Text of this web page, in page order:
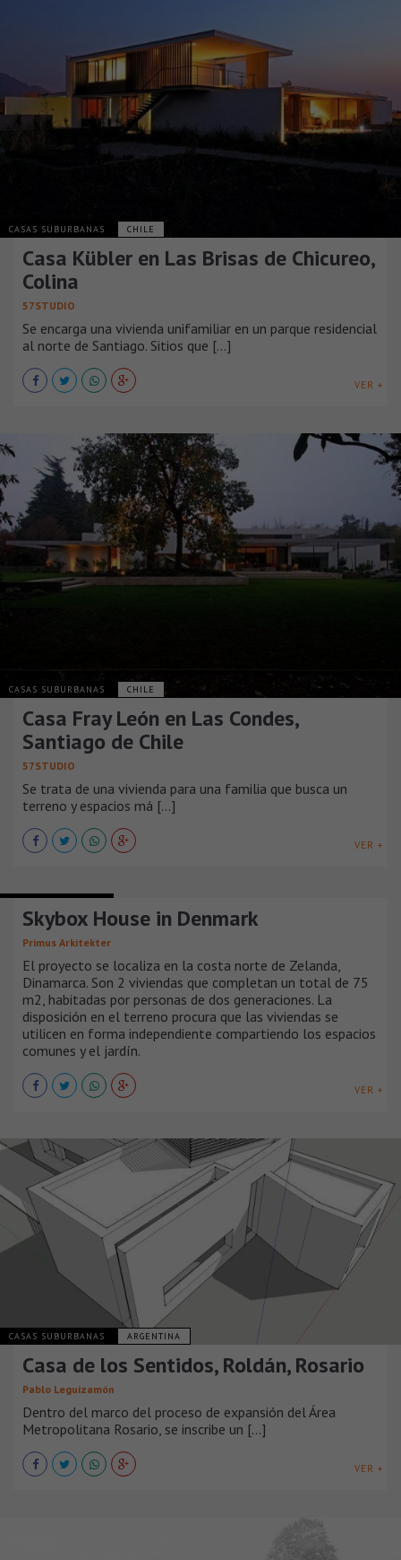
CASAS SUBURBANAS CHILE
Casa Kübler en Las Brisas de Chicureo,
Colina
57STUDIO
Se encarga una vivienda unifamiliar en un parque residencial
al norte de Santiago. Sitios que [...]
VER +
CASAS SUBURBANAS CHILE
Casa Fray León en Las Condes,
Santiago de Chile
57STUDIO
Se trata de una vivienda para una familia que busca un
terreno y espacios má [...]
VER +
Skybox House in Denmark
Primus Arkitekter
El proyecto se localiza en la costa norte de Zelanda,
Dinamarca. Son 2 viviendas que completan un total de 75
m2, habitadas por personas de dos generaciones. La
disposición en el terreno procura que las viviendas se
utilicen en forma independiente compartiendo los espacios
comunes y el jardín.
VER +
CASAS SUBURBANAS ARGENTINA
Casa de los Sentidos, Roldán, Rosario
Pablo Leguizamón
Dentro del marco del proceso de expansión del Área
Metropolitana Rosario, se inscribe un [...]
VER +